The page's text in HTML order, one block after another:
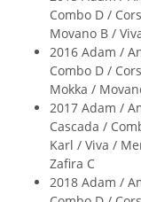
Combo D /
Movano B /
2016 Adam /
Combo D /
Mokka /
2017 Adam /
Cascada /
Karl / Viva /
Zafira C
2018 Adam /